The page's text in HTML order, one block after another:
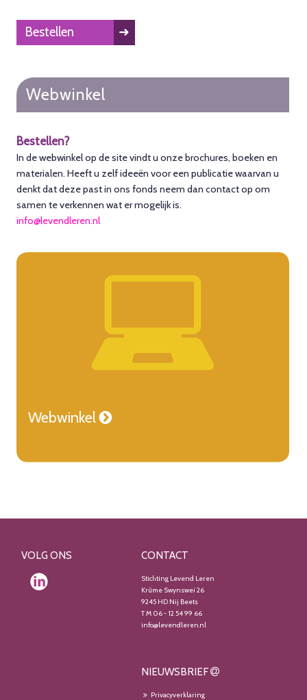
Bestellen
Webwinkel
Bestellen?
In de webwinkel op de site vindt u onze brochures, boeken en
materialen. Heeft u zelf ideeën voor een publicatie waarvan u
denkt dat deze past in ons fonds neem dan contact op om
samen te verkennen wat er mogelijk is.
info@levendleren.nl
Webwinkel
VOLG ONS CONTACT
Stichting Levend Leren
Krûme Swynswei 26
9245 HD Nij Beets
T M 06 - 12 54 99 66
info@levendleren.nl
NIEUWSBRIEF
Privacyverklaring